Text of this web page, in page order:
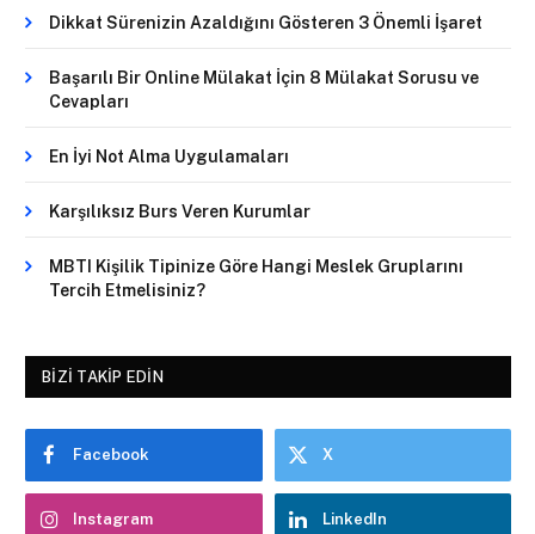
Dikkat Sürenizin Azaldığını Gösteren 3 Önemli İşaret
Başarılı Bir Online Mülakat İçin 8 Mülakat Sorusu ve
Cevapları
En İyi Not Alma Uygulamaları
Karşılıksız Burs Veren Kurumlar
MBTI Kişilik Tipinize Göre Hangi Meslek Gruplarını
Tercih Etmelisiniz?
BIZI TAKIP EDIN
Facebook X
Instagram LinkedIn